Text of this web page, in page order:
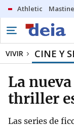
Athletic
VIVIR CINE Y
La
thriller
Las series de